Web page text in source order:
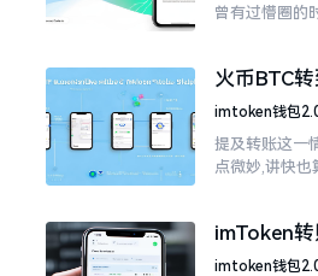
曾有过懵圈的
火币BTC
久？过来
imtoken钱包
提及转账这一
点微妙,讲快也
账。可是
imToken
正确查看方
imtoken钱包